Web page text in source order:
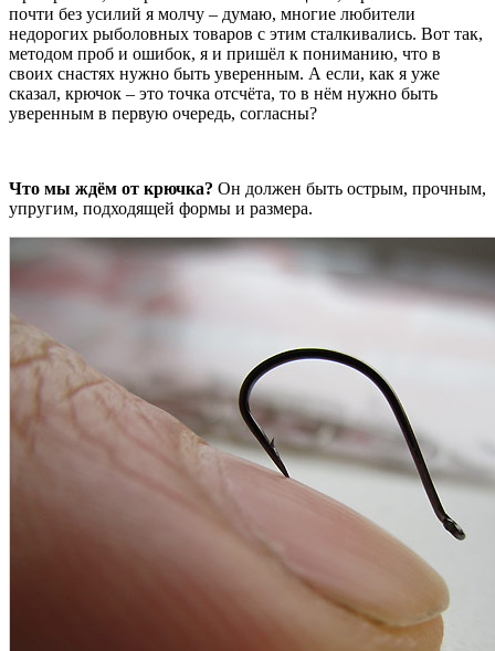
почти без усилий я молчу – думаю, многие любители
недорогих рыболовных товаров с этим сталкивались. Вот так,
методом проб и ошибок, я и пришёл к пониманию, что в
своих снастях нужно быть уверенным. А если, как я уже
сказал, крючок – это точка отсчёта, то в нём нужно быть
уверенным в первую очередь, согласны?
Что мы ждём от крючка? Он должен быть острым, прочным,
упругим, подходящей формы и размера.